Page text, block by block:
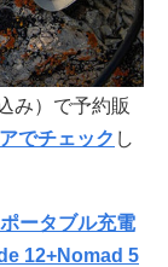
み）で予約販
でチェック し
ータブル充電
12+Nomad 5